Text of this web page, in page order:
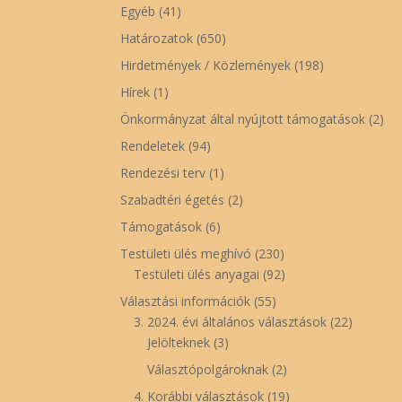
Egyéb (41)
Határozatok (650)
Hirdetmények / Közlemények (198)
Hírek (1)
Önkormányzat által nyújtott támogatások (2)
Rendeletek (94)
Rendezési terv (1)
Szabadtéri égetés (2)
Támogatások (6)
Testületi ülés meghívó (230)
Testületi ülés anyagai (92)
Választási információk (55)
3. 2024. évi általános választások (22)
Jelölteknek (3)
Választópolgároknak (2)
4. Korábbi választások (19)